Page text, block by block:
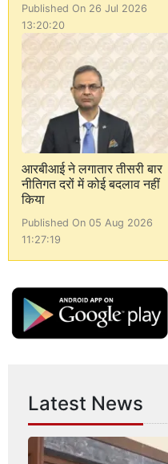
Published On 26 Jul 2026
13:20:20
आरबीआई ने लगातार तीसरी बार
नीतिगत दरों में कोई बदलाव नहीं
किया
Published On 05 Aug 2026
11:27:19
Latest News